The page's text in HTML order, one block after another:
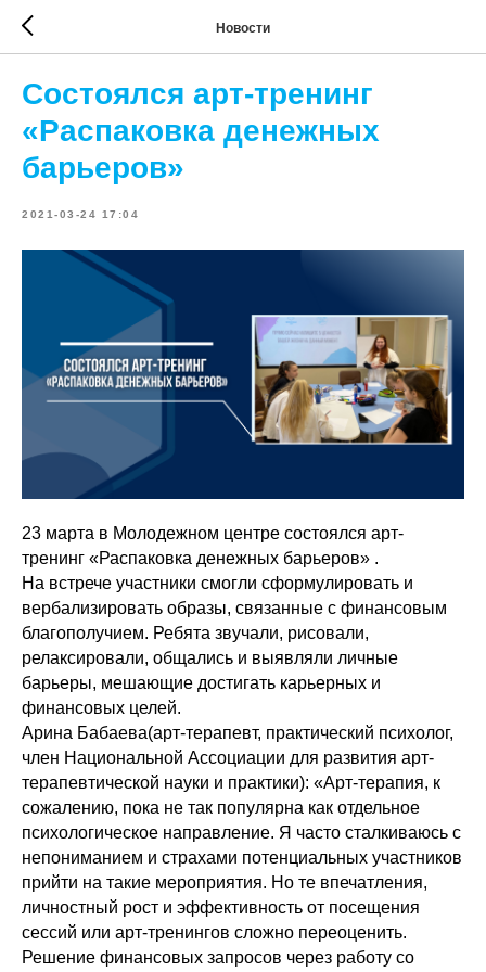
Новости
Cостоялся арт-тренинг
«Распаковка денежных
барьеров»
2021-03-24 17:04
23 марта в Молодежном центре состоялся арт-
тренинг «Распаковка денежных барьеров» .
На встрече участники смогли сформулировать и
вербализировать образы, связанные с финансовым
благополучием. Ребята звучали, рисовали,
релаксировали, общались и выявляли личные
барьеры, мешающие достигать карьерных и
финансовых целей.
Арина Бабаева(арт-терапевт, практический психолог,
член Национальной Ассоциации для развития арт-
терапевтической науки и практики): «Арт-терапия, к
сожалению, пока не так популярна как отдельное
психологическое направление. Я часто сталкиваюсь с
непониманием и страхами потенциальных участников
прийти на такие мероприятия. Но те впечатления,
личностный рост и эффективность от посещения
сессий или арт-тренингов сложно переоценить.
Решение финансовых запросов через работу со